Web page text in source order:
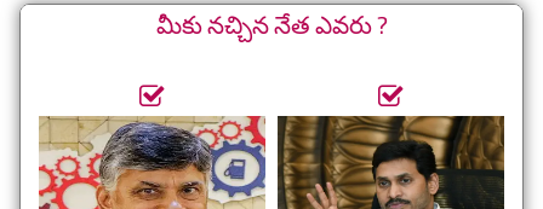
మీకు నచ్చిన నేత ఎవరు ?